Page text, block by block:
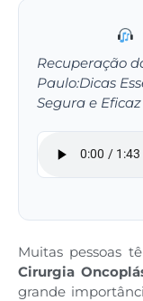
Recuperação
Paulo:Dicas
Segura e Eficaz
Muitas pessoas
Cirurgia
grande